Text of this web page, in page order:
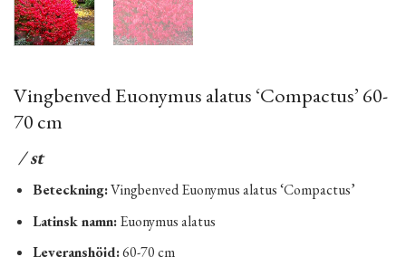
Vingbenved Euonymus alatus ‘Compactus’ 60-
70 cm
/ st
Beteckning:Vingbenved Euonymus alatus ‘Compactus’
Latinsk namn:Euonymus alatus
Leveranshöjd:60-70 cm